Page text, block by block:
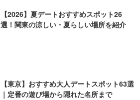
【2026】夏デートおすすめスポット26
選！関東の涼しい・夏らしい場所を紹介
【東京】おすすめ大人デートスポット63選
｜定番の遊び場から隠れた名所まで